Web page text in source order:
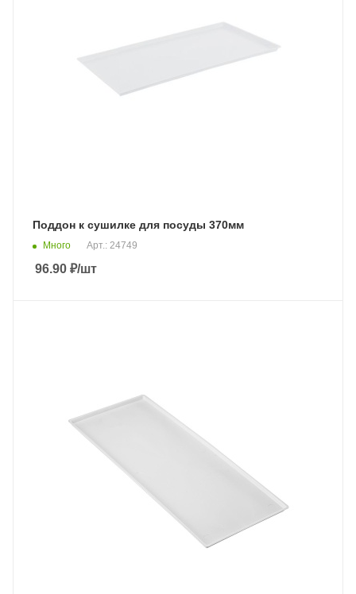
Поддон к сушилке для посуды 370мм
Много Арт.: 24749
96.90 ₽/шт